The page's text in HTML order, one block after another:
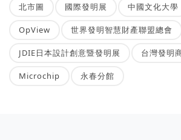
北市圖 國際發明展 中國文化大學
OpView 世界發明智慧財產聯盟總會
JDIE日本設計創意暨發明展 台灣發明
Microchip 永春分館